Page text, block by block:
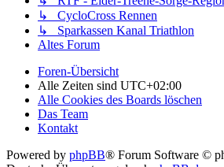
↳ CycloCross Rennen
↳ Sparkassen Kanal Triathlon
Altes Forum
Foren-Übersicht
Alle Zeiten sind UTC+02:00
Alle Cookies des Boards löschen
Das Team
Kontakt
Powered by phpBB® Forum Software ©